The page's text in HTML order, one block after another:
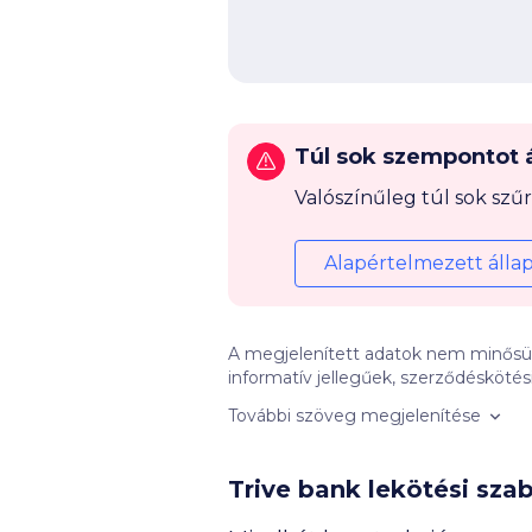
Túl sok szempontot
Valószínűleg túl sok
Alapértelmezett
A megjelenített adatok nem
informatív jellegűek, szerződéskötési kötelezettséget nem
bankokkal kötött promóciós
kiválasztott hitelintézet által adott
További szöveg megjelenítése
Trive bank lekötési